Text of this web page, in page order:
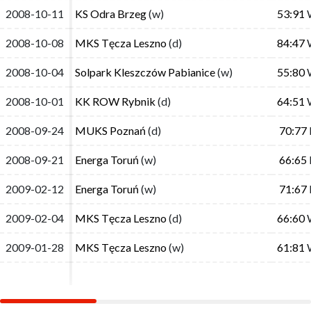
2008-10-11 KS Odra Brzeg(w) 53:91
2008-10-08 MKS Tęcza Leszno(d) 84:47
2008-10-04 Solpark Kleszczów Pabianice(w) 55:80
2008-10-01 KK ROW Rybnik (d) 64:51
2008-09-24 MUKS Poznań (d) 70:77
2008-09-21 Energa Toruń (w) 66:65
2009-02-12 Energa Toruń (w) 71:67
2009-02-04 MKS Tęcza Leszno(d) 66:60
2009-01-28 MKS Tęcza Leszno(w) 61:81
2008-10-11 KS Odra Brzeg(w) 53:91
2008-10-08 MKS Tęcza Leszno(d) 84:47
2008-10-04 Solpark Kleszczów Pabianice(w) 55:80
2008-10-01 KK ROW Rybnik (d) 64:51
2008-09-24 MUKS Poznań (d) 70:77
2008-09-21 Energa Toruń (w) 66:65
2009-02-12 Energa Toruń (w) 71:67
2009-02-04 MKS Tęcza Leszno(d) 66:60
2009-01-28 MKS Tęcza Leszno(w) 61:81